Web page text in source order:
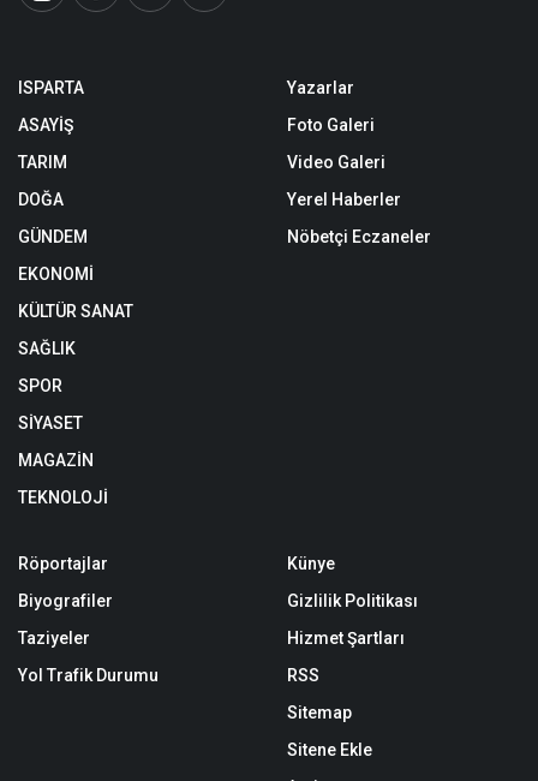
ISPARTA
ASAYİŞ
TARIM
DOĞA
GÜNDEM
EKONOMİ
KÜLTÜR SANAT
SAĞLIK
SPOR
SİYASET
MAGAZİN
TEKNOLOJİ
Yazarlar
Foto Galeri
Video Galeri
Yerel Haberler
Nöbetçi Eczaneler
Röportajlar
Biyografiler
Taziyeler
Yol Trafik Durumu
Künye
Gizlilik Politikası
Hizmet Şartları
RSS
Sitemap
Sitene Ekle